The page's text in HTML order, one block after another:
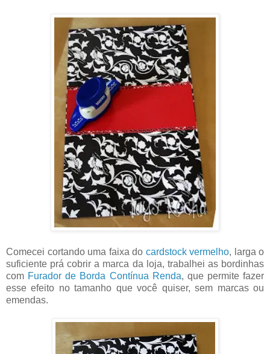
Comecei cortando uma faixa do cardstock vermelho, larga o
suficiente prá cobrir a marca da loja, trabalhei as bordinhas
com Furador de Borda Contínua Renda, que permite fazer
esse efeito no tamanho que você quiser, sem marcas ou
emendas.